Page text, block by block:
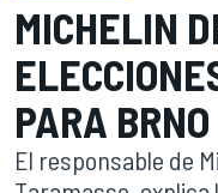
MICHELIN
PARA
El responsable de